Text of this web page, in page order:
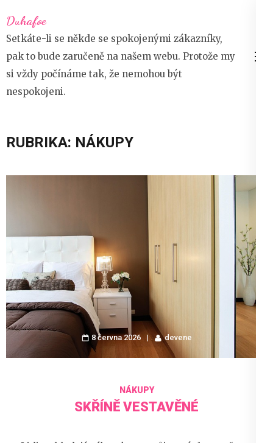
na
obsah
(stiskněte
Enter)
Duhafoe
Setkáte-li se někde se spokojenými zákazníky,
pak to bude zaručeně na našem webu. Protože my
si vždy počínáme tak, že nemohou být
nespokojeni.
RUBRIKA: NÁKUPY
8 června 2026 devene
NÁKUPY
SKŘÍNĚ VESTAVĚNÉ